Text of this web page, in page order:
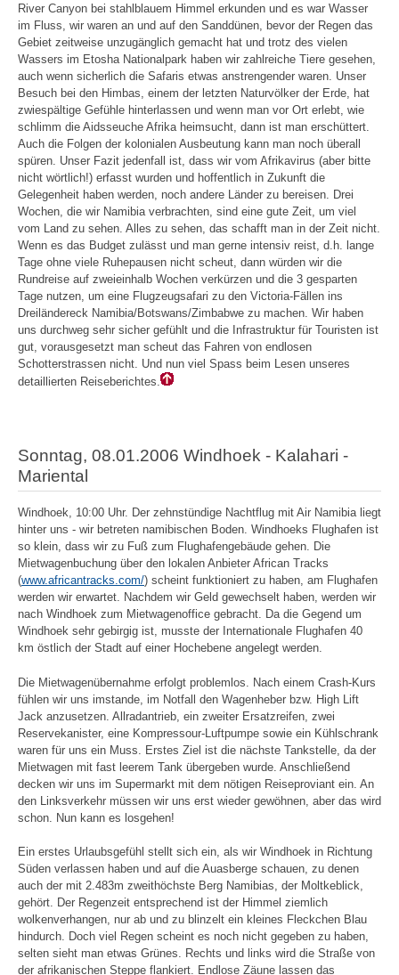
River Canyon bei stahlblauem Himmel erkunden und es war Wasser
im Fluss, wir waren an und auf den Sanddünen, bevor der Regen das
Gebiet zeitweise unzugänglich gemacht hat und trotz des vielen
Wassers im Etosha Nationalpark haben wir zahlreiche Tiere gesehen,
auch wenn sicherlich die Safaris etwas anstrengender waren. Unser
Besuch bei den Himbas, einem der letzten Naturvölker der Erde, hat
zwiespältige Gefühle hinterlassen und wenn man vor Ort erlebt, wie
schlimm die Aidsseuche Afrika heimsucht, dann ist man erschüttert.
Auch die Folgen der kolonialen Ausbeutung kann man noch überall
spüren. Unser Fazit jedenfall ist, dass wir vom Afrikavirus (aber bitte
nicht wörtlich!) erfasst wurden und hoffentlich in Zukunft die
Gelegenheit haben werden, noch andere Länder zu bereisen. Drei
Wochen, die wir Namibia verbrachten, sind eine gute Zeit, um viel
vom Land zu sehen. Alles zu sehen, das schafft man in der Zeit nicht.
Wenn es das Budget zulässt und man gerne intensiv reist, d.h. lange
Tage ohne viele Ruhepausen nicht scheut, dann würden wir die
Rundreise auf zweieinhalb Wochen verkürzen und die 3 gesparten
Tage nutzen, um eine Flugzeugsafari zu den Victoria-Fällen ins
Dreiländereck Namibia/Botswans/Zimbabwe zu machen. Wir haben
uns durchweg sehr sicher gefühlt und die Infrastruktur für Touristen ist
gut, vorausgesetzt man scheut das Fahren von endlosen
Schotterstrassen nicht. Und nun viel Spass beim Lesen unseres
detaillierten Reiseberichtes.
Sonntag, 08.01.2006 Windhoek - Kalahari -
Mariental
Windhoek, 10:00 Uhr. Der zehnstündige Nachtflug mit Air Namibia liegt
hinter uns - wir betreten namibischen Boden. Windhoeks Flughafen ist
so klein, dass wir zu Fuß zum Flughafengebäude gehen. Die
Mietwagenbuchung über den lokalen Anbieter African Tracks
(www.africantracks.com/) scheint funktioniert zu haben, am Flughafen
werden wir erwartet. Nachdem wir Geld gewechselt haben, werden wir
nach Windhoek zum Mietwagenoffice gebracht. Da die Gegend um
Windhoek sehr gebirgig ist, musste der Internationale Flughafen 40
km östlich der Stadt auf einer Hochebene angelegt werden.
Die Mietwagenübernahme erfolgt problemlos. Nach einem Crash-Kurs
fühlen wir uns imstande, im Notfall den Wagenheber bzw. High Lift
Jack anzusetzen. Allradantrieb, ein zweiter Ersatzreifen, zwei
Reservekanister, eine Kompressour-Luftpumpe sowie ein Kühlschrank
waren für uns ein Muss. Erstes Ziel ist die nächste Tankstelle, da der
Mietwagen mit fast leerem Tank übergeben wurde. Anschließend
decken wir uns im Supermarkt mit dem nötigen Reiseproviant ein. An
den Linksverkehr müssen wir uns erst wieder gewöhnen, aber das wird
schon. Nun kann es losgehen!
Ein erstes Urlaubsgefühl stellt sich ein, als wir Windhoek in Richtung
Süden verlassen haben und auf die Auasberge schauen, zu denen
auch der mit 2.483m zweithöchste Berg Namibias, der Moltkeblick,
gehört. Der Regenzeit entsprechend ist der Himmel ziemlich
wolkenverhangen, nur ab und zu blinzelt ein kleines Fleckchen Blau
hindurch. Doch viel Regen scheint es noch nicht gegeben zu haben,
selten sieht man etwas Grünes. Rechts und links wird die Straße von
der afrikanischen Steppe flankiert. Endlose Zäune lassen das